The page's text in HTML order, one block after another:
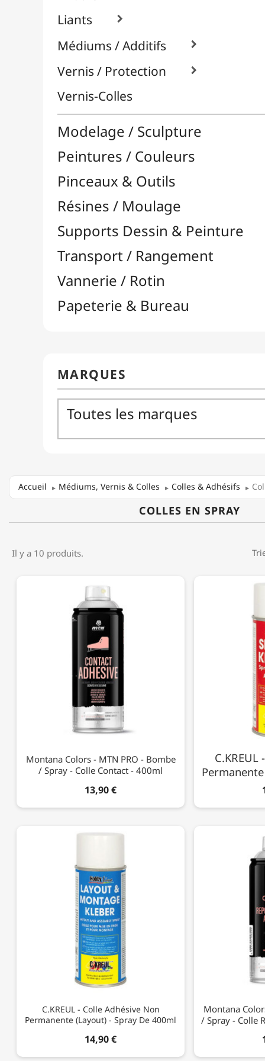
Accueil Médiums, Vernis & Colles Colles & Adhésifs
COLLES EN SPRAY
Il y a 10 produits.
Montana Colors - MTN PRO - Bombe
/ Spray - Colle Contact - 400ml
13,90 €
C.KREUL
C.KREUL - Colle Adhésive Non
Permanente (Layout) - Spray De 400ml
14,90 €
Montana
/ Spray - Colle